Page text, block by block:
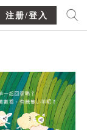
注册/登入